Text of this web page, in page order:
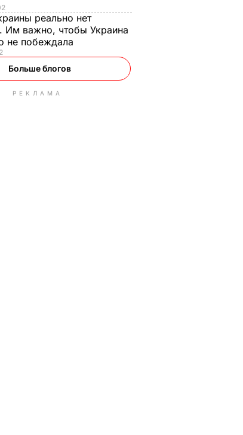
реально нет
Им важно, чтобы Украина
не побеждала
Больше блогов
РЕКЛАМА